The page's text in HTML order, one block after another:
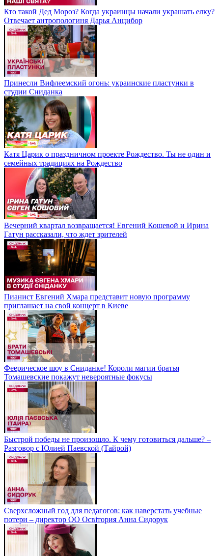
Кто такой Дед Мороз? Когда украинцы начали украшать елку?
Отвечает антропологиня Дарья Анцибор
Принесли Вифлеемский огонь: украинские пластунки в
студии Сниданка
Катя Царик о праздничном проекте Рождество. Ты не один и
семейных традициях на Рождество
Вечерний квартал возвращается! Евгений Кошевой и Ирина
Гатун рассказали, что ждет зрителей
Пианист Евгений Хмара представит новую программу
приглашает на свой концерт в Киеве
Феерическое шоу в Сниданке! Короли магии братья
Томашевские покажут невероятные фокусы
Быстрой победы не произошло. К чему готовиться дальше? –
Разговор с Юлией Паевской (Тайрой)
Сверхсложный год для педагогов: как наверстать учебные
потери – директор ОО Освітория Анна Сидорук